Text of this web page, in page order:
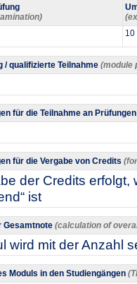
10
/ qualifizierte Teilnahme (module
für die Teilnahme an
für die Vergabe von Credits
der Credits
ist
Gesamtnote (calculation of
wird mit der Anzahl
Moduls in den Studiengängen